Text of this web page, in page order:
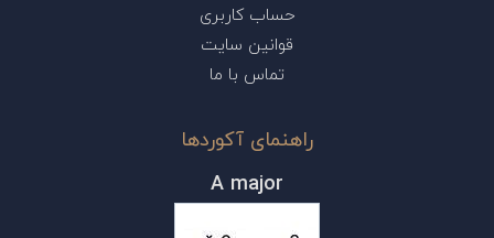
حساب کاربری
قوانین سایت
تماس با ما
راهنمای آکوردها
A major